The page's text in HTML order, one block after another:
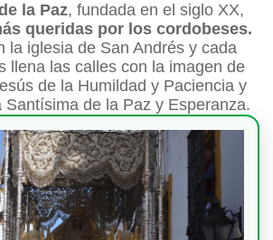
la Paz, fundada en el siglo XX,
queridas por los cordobeses.
la iglesia de San Andrés y cada
llena las calles con la imagen de
de la Humildad y Paciencia y
de la Paz y Esperanza.